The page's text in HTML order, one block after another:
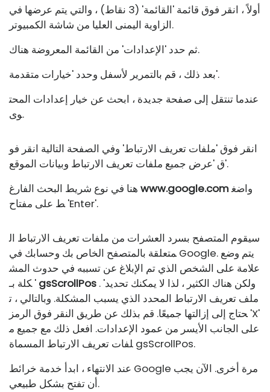
أولاً ، انقر فوق قائمة 'القائمة' (3 نقاط) ، والتي يتم عرضها في
الزاوية اليمنى العليا من شاشة الكمبيوتر.
ثم حدد 'الإعدادات' من القائمة المعروضة هناك.
بعد ذلك ، قم بالتمرير لأسفل وحدد 'خيارات متقدمة'.
عندما تنتقل إلى صفحة جديدة ، ابحث عن خيار إعدادات المحت
وى.
انقر فوق 'ملفات تعريف الارتباط' وفي الصفحة التالية انقر فو
ق 'عرض جميع ملفات تعريف الارتباط وبيانات الموقع'.
www.google.comواضغ
ط على مفتاح 'Enter'.
سيقوم المتصفح بسرد العشرات من ملفات تعريف الارتباط ال
متعلقة بالمتصفح الخاص بك وحسابك في Google. يتم وضع
علامة على الشخص الذي تم الإبلاغ عن تسببه في حدوث المش
كلة بـ ' gsScrollPos . 'ولكن هناك الكثير ، لذا لا يمكنك تحديد
ملف تعريف الارتباط المحدد الذي يسبب المشكلة. وبالتالي ، ت
حتاج إلى إزالتها جميعًا. قم بذلك عن طريق النقر فوق الرمز 'X'
على الجانب الأيسر من عمود الإعدادات. افعل ذلك مع جميع م
لفات تعريف الارتباط المسماة gsScrollPos.
عند الانتهاء ، ابدأ خدمة خرائط Google مرة أخرى. الآن يجب
أن تفتح بشكل طبيعي.